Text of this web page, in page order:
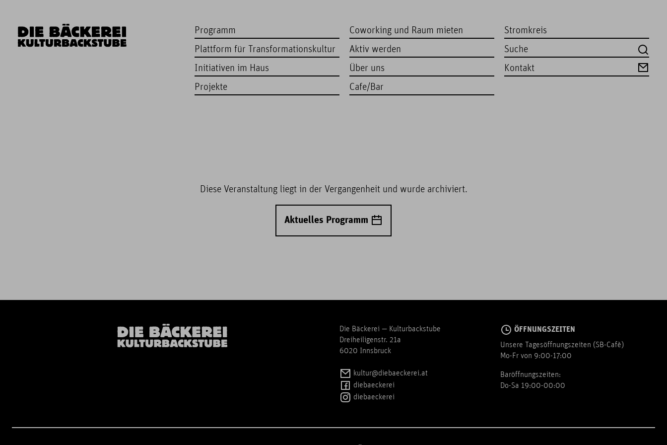
Programm
Plattform für Transformationskultur
Initiativen im Haus
Projekte
Coworking und Raum mieten
Aktiv werden
Über uns
Cafe/Bar
Stromkreis
Kontakt
Diese Veranstaltung liegt in der Vergangenheit und wurde archiviert.
Aktuelles Programm
Die Bäckerei — Kulturbackstube
Dreiheiligenstr. 21a
6020 Innsbruck
kultur@diebaeckerei.at
diebaeckerei
diebaeckerei
ÖFFNUNGSZEITEN
Unsere Tagesöffnungszeiten (SB-Cafè)
Mo-Fr von 9:00-17:00
Baröffnungszeiten:
Do-Sa 19:00-00:00